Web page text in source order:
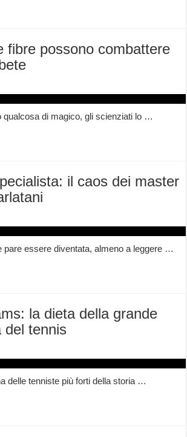
fibre possono combattere
qualcosa di magico, gli scienziati lo …
il caos dei master
pare essere diventata, almeno a leggere …
la dieta della grande
del tennis
delle tenniste più forti della storia …